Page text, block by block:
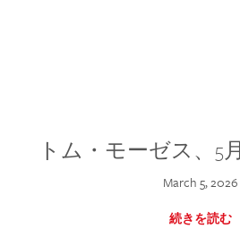
トム・モーゼス、5
March 5, 2026
続きを読む